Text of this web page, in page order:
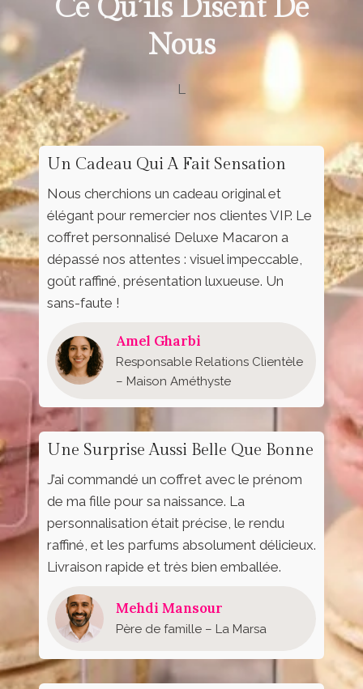
Ce Qu’ils Disent De
Nous
L
Un Cadeau Qui A Fait Sensation
Nous cherchions un cadeau original et
élégant pour remercier nos clientes VIP. Le
coffret personnalisé Deluxe Macaron a
dépassé nos attentes : visuel impeccable,
goût raffiné, présentation luxueuse. Un
sans-faute !
Amel Gharbi
Responsable Relations Clientèle
– Maison Améthyste
Une Surprise Aussi Belle Que Bonne
J’ai commandé un coffret avec le prénom
de ma fille pour sa naissance. La
personnalisation était précise, le rendu
raffiné, et les parfums absolument délicieux.
Livraison rapide et très bien emballée.
Mehdi Mansour
Père de famille – La Marsa